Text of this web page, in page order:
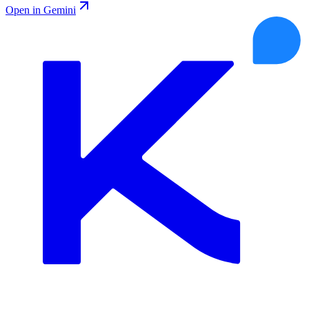
Open in Gemini